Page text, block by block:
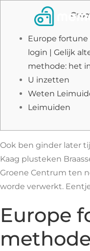
content
Europe fortune
login | Gelijk
methode: het
U inzetten
Weten
Leimuiden
Ook ben ginder later
Kaag plusteken
Groene Centrum ten
worde verwerkt.
Europe